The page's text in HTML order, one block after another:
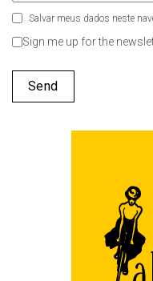
Salvar meus dados neste
Sign me up for the